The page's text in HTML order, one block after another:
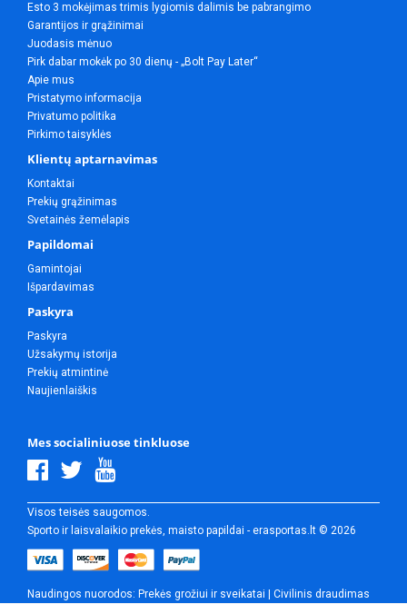
Esto 3 mokėjimas trimis lygiomis dalimis be pabrangimo
Garantijos ir grąžinimai
Juodasis mėnuo
Pirk dabar mokėk po 30 dienų - „Bolt Pay Later“
Apie mus
Pristatymo informacija
Privatumo politika
Pirkimo taisyklės
Klientų aptarnavimas
Kontaktai
Prekių grąžinimas
Svetainės žemėlapis
Papildomai
Gamintojai
Išpardavimas
Paskyra
Paskyra
Užsakymų istorija
Prekių atmintinė
Naujienlaiškis
Mes socialiniuose tinkluose
Visos teisės saugomos.
Sporto ir laisvalaikio prekės, maisto papildai - erasportas.lt © 2026
Naudingos nuorodos: Prekės grožiui ir sveikatai Civilinis draudimas